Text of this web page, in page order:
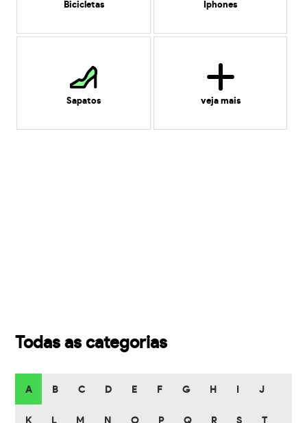
Bicicletas Iphones
Sapatos veja mais
Todas as categorias
A B C D E F G H J
K L M N O P Q R S T